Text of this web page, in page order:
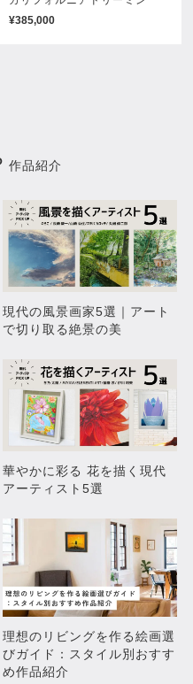
夕暮れの井の頭公園
¥85,800
ボストンの夏
¥85,800
¥385,000
作品紹介
現代の風景画家5選｜アート
で切り取る絶景の美
華やかに彩る 花を描く現代
アーティスト5選
理想のリビングを作る絵画選
びガイド：スタイル別おすす
め作品紹介